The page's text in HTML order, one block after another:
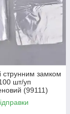
струнним замком
шт/уп
(99111)